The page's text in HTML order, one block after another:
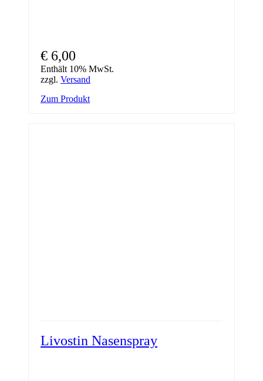
€ 6,00
Enthält 10% MwSt.
zzgl. Versand
Zum Produkt
Livostin Nasenspray